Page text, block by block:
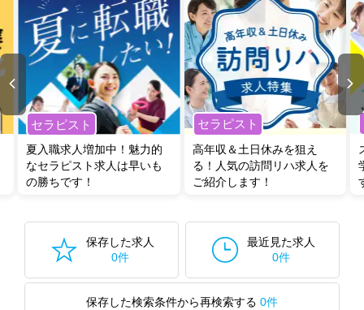
愛知県の理学療法士求人では以下のような条件が人気です。
土日祝休・積極採用中・新卒OK・正社員(正職員)・ 病院・
クリニック・ 介護福祉施設・ 訪問リハビリ(在宅医療) ・小児リハビ
・保育園・ 整骨院・
他の条件でも人気の求人がございますので、「こだわり条件」から検索
いただくか、お気軽にお問い合わせください。
全国の理学療法士求人から検索いただくことも可能です。
無料転職支援サービス
にお申し込みいただくと、ご希望条件をヒアリン
グした上で求人をご提案いたします。
ご希望条件がまだ定まっていない方は
人気の希望条件をピックアップし
転職支援の他、情報収集や募集状況の確認も、お気軽にご相談くださ
セラピスト
夏入職求人増加中！魅力的
なセラピスト求人は早いも
の勝ちです！
セラピスト
高年収＆土日休みを狙え
る！人気の訪問リハ求人を
ご紹介します！
保存した求人
0件
最近見た求人
0件
保存した検索条件から再検索する 0件